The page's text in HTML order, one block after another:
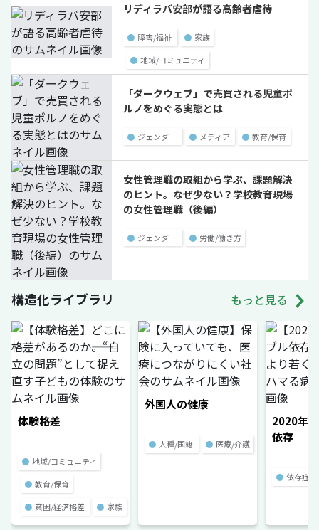
リディラバ安部が語る高齢者虐待
● 障害/福祉 ● 家族
● 地域/コミュニティ
「ダークウェブ」で売買される児童ポ
ルノをめぐる実態とは
● ジェンダー ● メディア ● 教育/保育
女性管理職の取組から学ぶ、課題解決
のヒント。なぜ少ない？学校教育現場
の女性管理職（後編）
● ジェンダー ● 労働/働き方
構造化ライブラリ もっと見る
体験格差
● 地域/コミュニティ
● 教育/保育
● 貧困/経済格差 ● 家族
外国人の健康
● 人種/国籍 ● 医療/介護
2020年
依存
● 依存症